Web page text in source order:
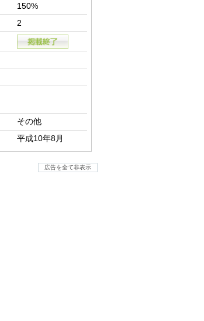
150%
2
その他
平成10年8月
広告を全て非表示